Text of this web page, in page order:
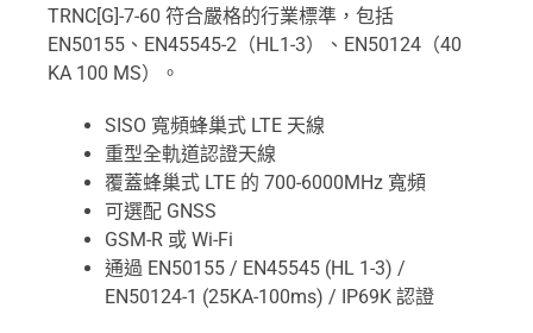
TRNC[G]-7-60 符合嚴格的行業標準，包括
EN50155、EN45545-2（HL1-3）、EN50124（40
KA 100 MS）。
SISO 寬頻蜂巢式 LTE 天線
重型全軌道認證天線
覆蓋蜂巢式 LTE 的 700-6000MHz 寬頻
可選配 GNSS
GSM-R 或 Wi-Fi
通過 EN50155 / EN45545 (HL 1-3) /
EN50124-1 (25KA-100ms) / IP69K 認證